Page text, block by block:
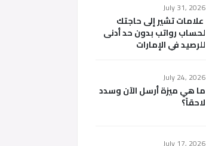
July 31, 2026
علامات تشير إلى حاجتك
لحساب رواتب بدون حد أدنى
للرصيد في الإمارات
July 24, 2026
ما هي ميزة أرسل الآن وسدد
لاحقاً؟